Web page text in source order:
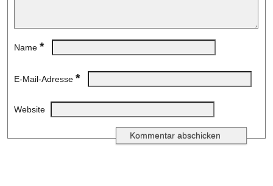
Name *
E-Mail-Adresse *
Website